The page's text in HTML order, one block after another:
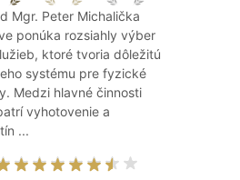
Mgr. Peter Michalička
ponúka rozsiahly výber
ktoré tvoria dôležitú
systému pre fyzické
Medzi hlavné činnosti
vyhotovenie a
...